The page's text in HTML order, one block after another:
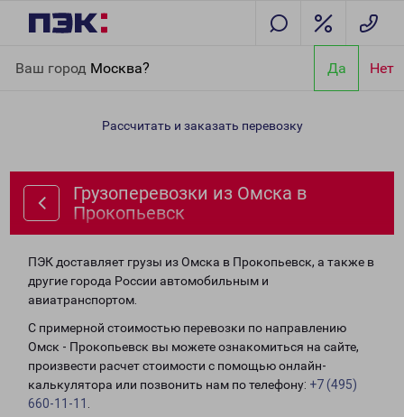
Ваш город Москва? Да Нет
Прокопьевск
Рассчитать и заказать перевозку
Грузоперевозки из Омска в
Прокопьевск
ПЭК доставляет грузы из Омска в Прокопьевск, а также в
другие города России автомобильным и
авиатранспортом.
С примерной стоимостью перевозки по направлению
Омск - Прокопьевск вы можете ознакомиться на сайте,
произвести расчет стоимости с помощью онлайн-
калькулятора или позвонить нам по телефону: +7 (495)
660-11-11